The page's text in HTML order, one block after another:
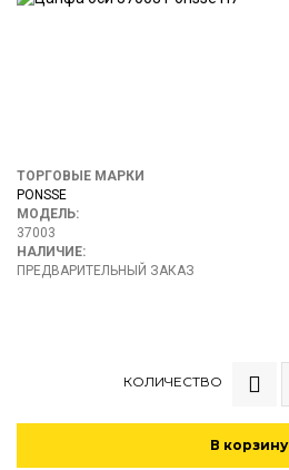
ТОРГОВЫЕ МАРКИ
PONSSE
МОДЕЛЬ:
37003
НАЛИЧИЕ:
ПРЕДВАРИТЕЛЬНЫЙ ЗАКАЗ
КОЛИЧЕСТВО
В корзину